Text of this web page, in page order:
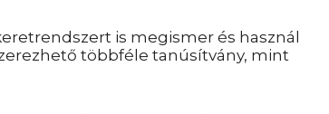
is megismer és használ
többféle tanúsítvány, mint